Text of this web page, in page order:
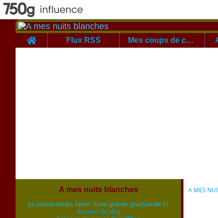
Home Flux RSS Mes coups de coeur
A mes nuits blanches
Le passe-temps favori d'une grande gourmande !!!
Accueil du blog
A MES